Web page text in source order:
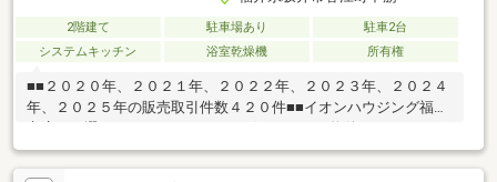
2階建て 駐車場あり
駐車2台
システムキッチン
浴室乾燥機 所有権
■■２０２０年、２０２１年、２０２２年、２０２３年、２０２４
年、２０２５年の販売取引件数４２０件■■イオンハウジング福井
市店をお選び頂き、ありがとうございます。～物件のおすすめポ
イント～・LDK１６帖の広々リビング♪・駐車場２台以上可♪・全
居室収納あり♪・空家バンク登録物件♪【周辺環境】・スーパー